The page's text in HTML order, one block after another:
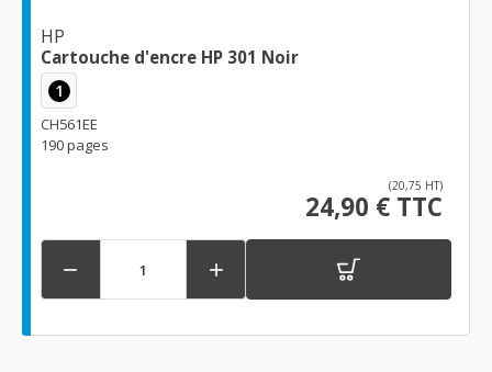
HP
Cartouche d'encre HP 301 Noir
1
CH561EE
190 pages
(20,75 HT)
24,90 € TTC
 